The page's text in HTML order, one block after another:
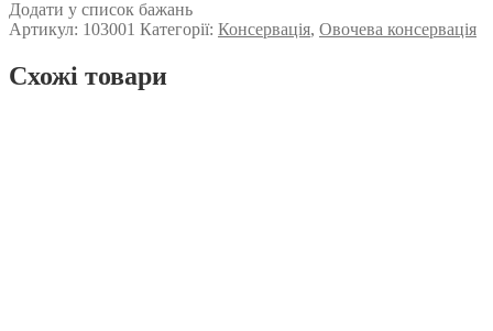
Додати у список бажань
Артикул: 103001 Категорії: Консервація, Овочева консервація
Схожі товари